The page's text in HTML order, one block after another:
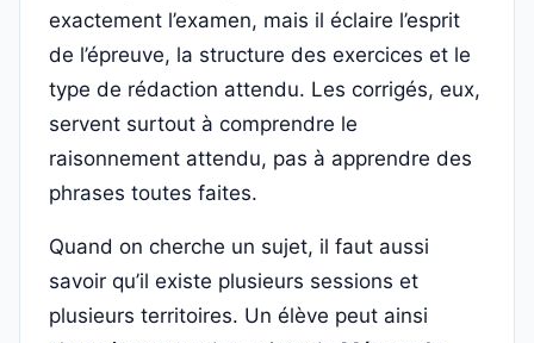
exactement l’examen, mais il éclaire l’esprit
de l’épreuve, la structure des exercices et le
type de rédaction attendu. Les corrigés, eux,
servent surtout à comprendre le
raisonnement attendu, pas à apprendre des
phrases toutes faites.
Quand on cherche un sujet, il faut aussi
savoir qu’il existe plusieurs sessions et
plusieurs territoires. Un élève peut ainsi